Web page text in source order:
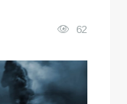
62